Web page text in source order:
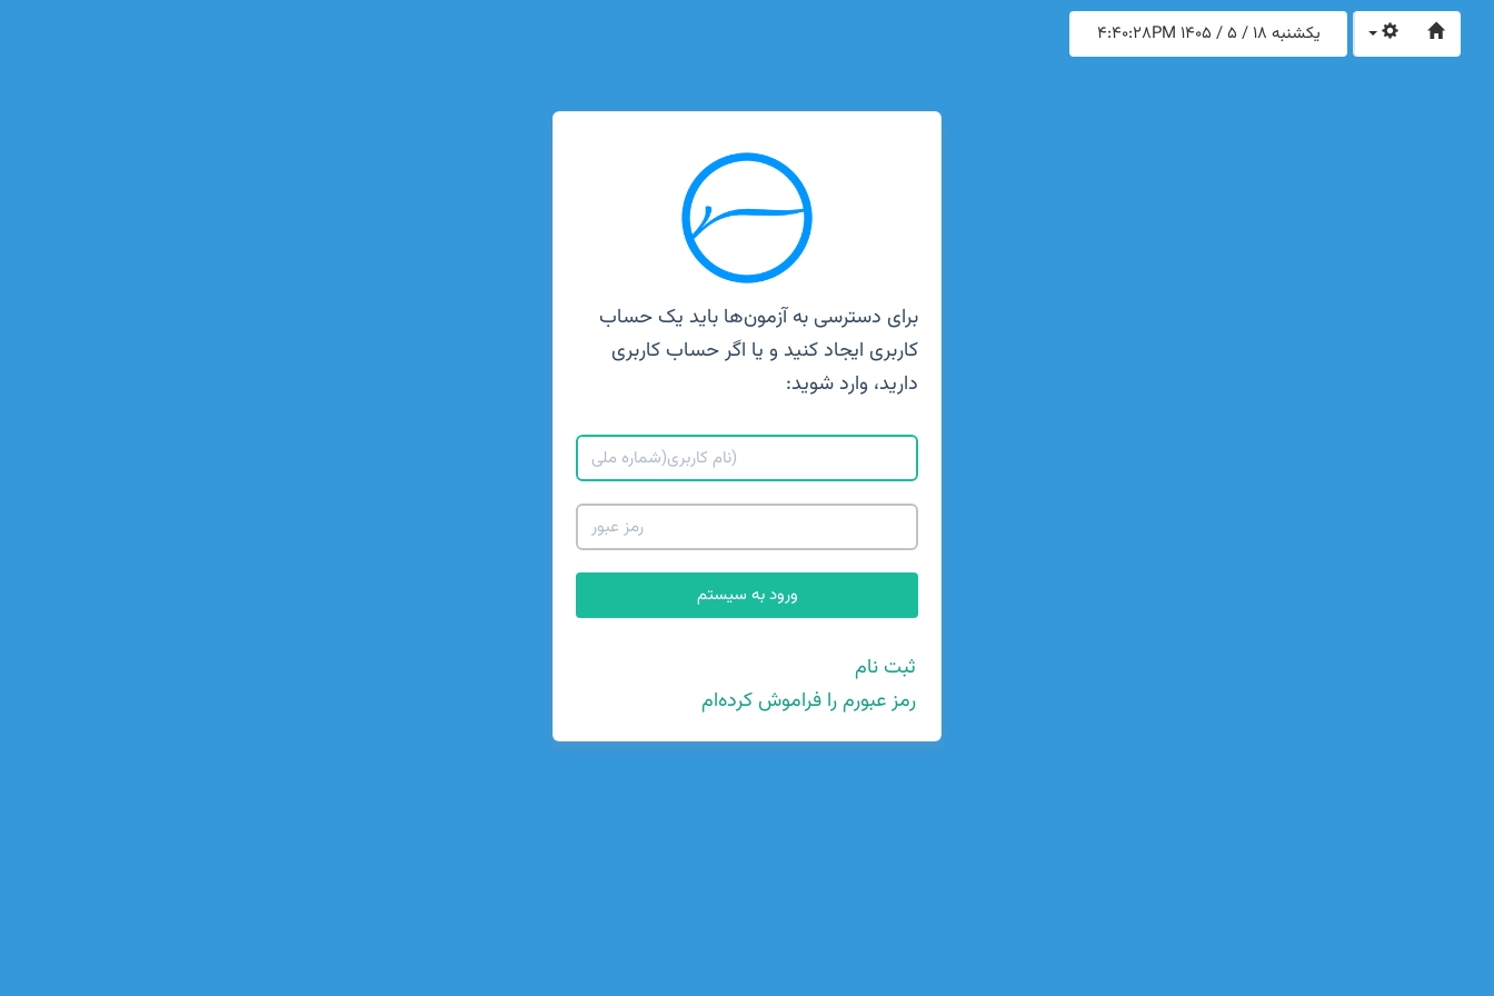
یکشنبه 18 / 5 / 1405 4:40:29PM
برای دسترسی به آزمون‌ها باید یک حساب
کاربری ایجاد کنید و یا اگر حساب کاربری
دارید، وارد شوید:
ثبت نام
رمز عبورم را فراموش کرده‌ام